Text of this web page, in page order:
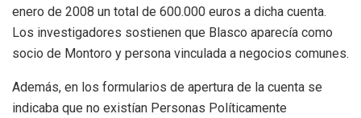
enero de 2008 un total de 600.000 euros a dicha cuenta.
Los investigadores sostienen que Blasco aparecía como
socio de Montoro y persona vinculada a negocios comunes.
Además, en los formularios de apertura de la cuenta se
indicaba que no existían Personas Políticamente